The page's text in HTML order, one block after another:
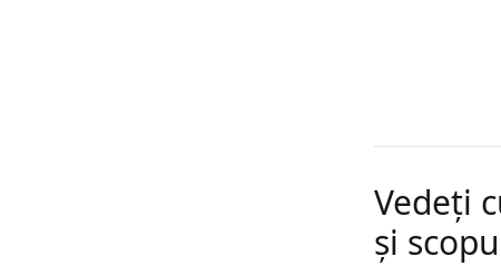
Vedeți
și